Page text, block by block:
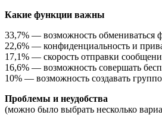
Какие функции важны
33,7% — возможность обмениваться
22,6% — конфиденциальность и
17,1% — скорость отправки
16,6% — возможность совершать
10% — возможность создавать
Проблемы и неудобства
(можно было выбрать несколько